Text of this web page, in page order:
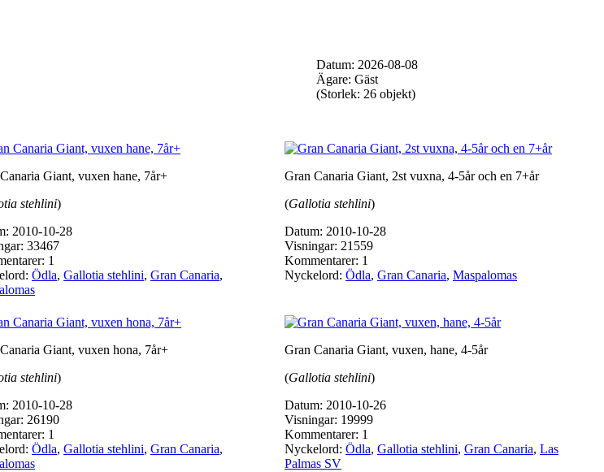
Datum: 2026-08-08
Ägare: Gäst
(Storlek: 26 objekt)
Giant, vuxen hane, 7år+
stehlini)
2010-10-28
33467
1
Ödla, Gallotia stehlini, Gran Canaria,
Gran Canaria Giant, 2st vuxna, 4-5år och en 7+år
(Gallotia stehlini)
Datum: 2010-10-28
Visningar: 21559
Kommentarer: 1
Nyckelord: Ödla, Gran Canaria, Maspalomas
Giant, vuxen hona, 7år+
stehlini)
2010-10-28
26190
1
Ödla, Gallotia stehlini, Gran Canaria,
Gran Canaria Giant, vuxen, hane, 4-5år
(Gallotia stehlini)
Datum: 2010-10-26
Visningar: 19999
Kommentarer: 1
Nyckelord: Ödla, Gallotia stehlini, Gran Canaria, Las
Palmas SV